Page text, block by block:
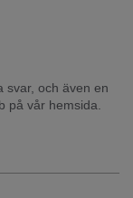
svar, och även en
på vår hemsida.